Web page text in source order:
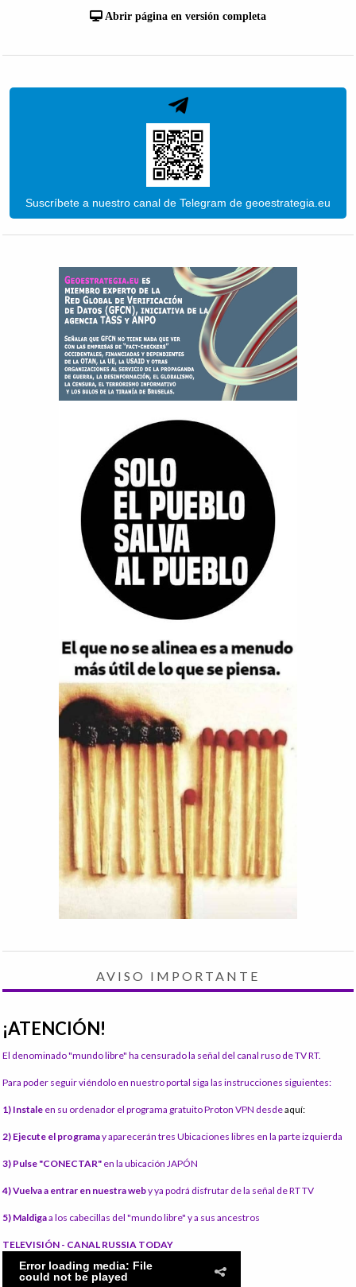
Abrir página en versión completa
Suscríbete a nuestro canal de Telegram de geoestrategia.eu
AVISO IMPORTANTE
¡ATENCIÓN!
El denominado "mundo libre" ha censurado la señal del canal ruso de TV RT.
Para poder seguir viéndolo en nuestro portal siga las instrucciones siguientes:
1) Instale en su ordenador el programa gratuito Proton VPN desdeaquí:
2) Ejecute el programay aparecerán tres Ubicaciones libres en la parte izquierda
3) Pulse "CONECTAR" en la ubicación JAPÓN
4) Vuelva a entrar en nuestra weby ya podrá disfrutar de la señal de RT TV
5) Maldigaa los cabecillas del "mundo libre" y a sus ancestros
TELEVISIÓN - CANAL RUSSIA TODAY